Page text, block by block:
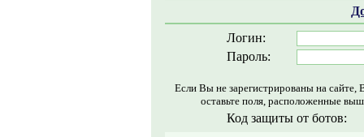
Логин:
Пароль:
Если Вы не зарегистрированы на
оставьте поля, расположенные
Код защиты от ботов: